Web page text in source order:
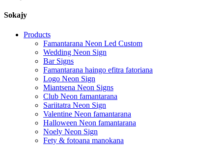
Sokajy
Products
Famantarana Neon Led Custom
Wedding Neon Sign
Bar Signs
Famantarana haingo efitra fatoriana
Logo Neon Sign
Miantsena Neon Signs
Club Neon famantarana
Sariitatra Neon Sign
Valentine Neon famantarana
Halloween Neon famantarana
Noely Neon Sign
Fety & fotoana manokana